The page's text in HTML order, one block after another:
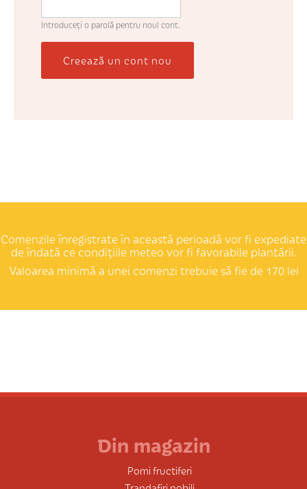
Introduceţi o parolă pentru noul cont.
Creează un cont nou
Comenzile înregistrate în această perioadă vor fi expediate
de îndată ce condițiile meteo vor fi favorabile plantării.
Valoarea minimă a unei comenzi trebuie să fie de 170 lei
Din magazin
Pomi fructiferi